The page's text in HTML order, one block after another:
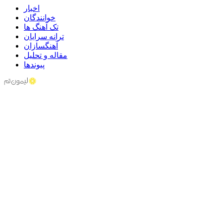
اخبار
خوانندگان
تک آهنگ ها
ترانه سرایان
آهنگسازان
مقاله و تحلیل
پیوندها